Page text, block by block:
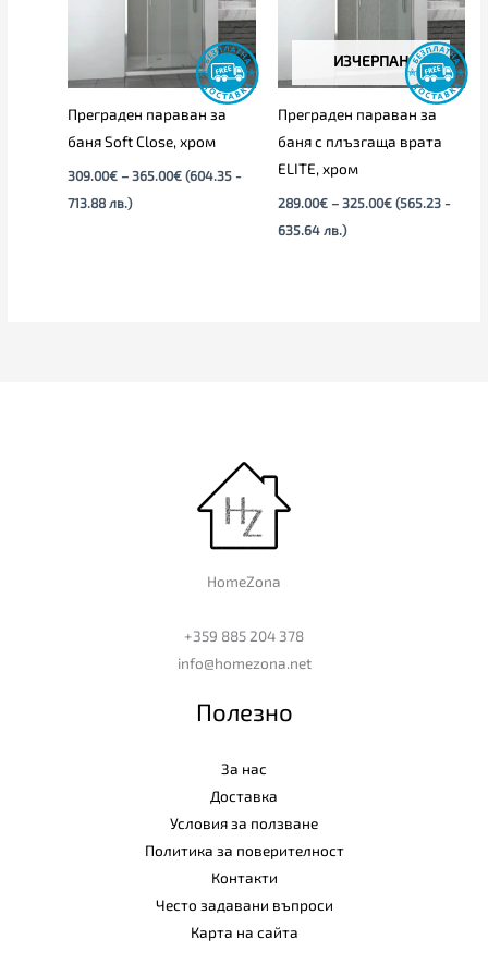
Преграден параван за
баня Soft Close, хром
309.00€ – 365.00€ (604.35 -
713.88 лв.)
ИЗЧЕРПАН
Преграден параван за
баня с плъзгаща врата
ELITЕ, хром
289.00€ – 325.00€ (565.23 -
635.64 лв.)
HomeZona
+359 885 204 378
info@homezona.net
Полезно
За нас
Доставка
Условия за ползване
Политика за поверителност
Контакти
Често задавани въпроси
Карта на сайта